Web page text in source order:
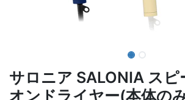
サロニア SALONIA スピ
オンドライヤー(本体の